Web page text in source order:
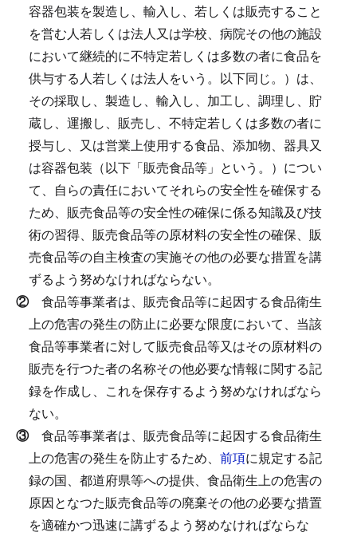
容器包装を製造し、輸入し、若しくは販売すること
を営む人若しくは法人又は学校、病院その他の施設
において継続的に不特定若しくは多数の者に食品を
供与する人若しくは法人をいう。以下同じ。）は、
その採取し、製造し、輸入し、加工し、調理し、貯
蔵し、運搬し、販売し、不特定若しくは多数の者に
授与し、又は営業上使用する食品、添加物、器具又
は容器包装（以下「販売食品等」という。）につい
て、自らの責任においてそれらの安全性を確保する
ため、販売食品等の安全性の確保に係る知識及び技
術の習得、販売食品等の原材料の安全性の確保、販
売食品等の自主検査の実施その他の必要な措置を講
ずるよう努めなければならない。
② 食品等事業者は、販売食品等に起因する食品衛生
上の危害の発生の防止に必要な限度において、当該
食品等事業者に対して販売食品等又はその原材料の
販売を行つた者の名称その他必要な情報に関する記
録を作成し、これを保存するよう努めなければなら
ない。
③ 食品等事業者は、販売食品等に起因する食品衛生
上の危害の発生を防止するため、 前項に規定する記
録の国、都道府県等への提供、食品衛生上の危害の
原因となつた販売食品等の廃棄その他の必要な措置
を適確かつ迅速に講ずるよう努めなければならな